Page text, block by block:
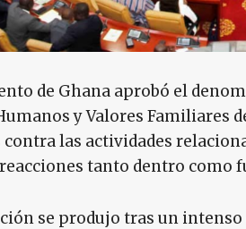
de Ghana aprobó el
y Valores Familiares
las actividades
tanto dentro como
se produjo tras un